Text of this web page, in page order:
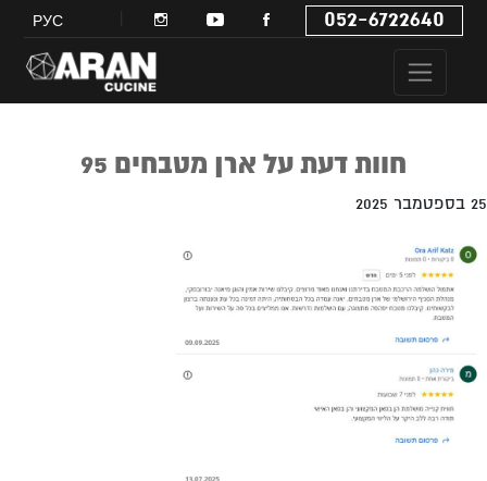
РУС 052-6722640
חוות דעת על ארן מטבחים 95
25 בספטמבר 2025